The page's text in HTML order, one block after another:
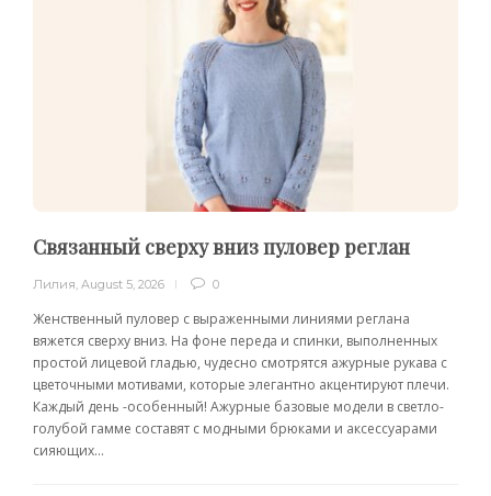
Связанный сверху вниз пуловер реглан
Лилия, August 5, 2026 0
Женственный пуловер с выраженными линиями реглана
вяжется сверху вниз. На фоне переда и спинки, выполненных
простой лицевой гладью, чудесно смотрятся ажурные рукава с
цветочными мотивами, которые элегантно акцентируют плечи.
Каждый день -особенный! Ажурные базовые модели в светло-
голубой гамме составят с модными брюками и аксессуарами
сияющих...